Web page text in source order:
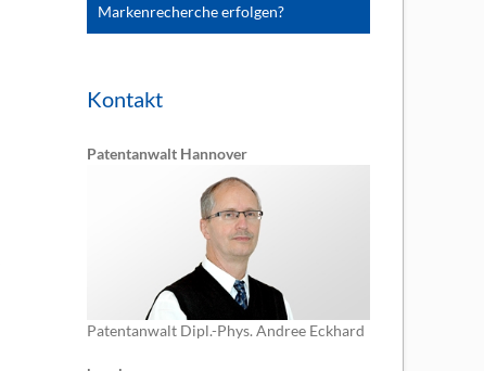
Markenrecherche erfolgen?
Kontakt
Patentanwalt Hannover
Patentanwalt Dipl.-Phys. Andree Eckhard